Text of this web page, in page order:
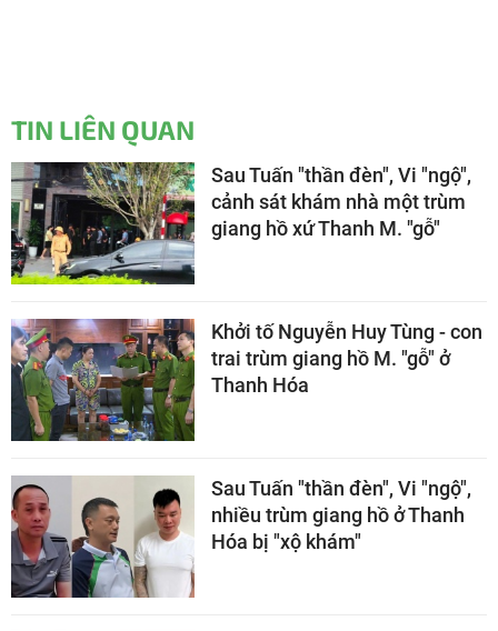
TIN LIÊN QUAN
Sau Tuấn "thần đèn", Vi "ngộ",
cảnh sát khám nhà một trùm
giang hồ xứ Thanh M. "gỗ"
Khởi tố Nguyễn Huy Tùng - con
trai trùm giang hồ M. "gỗ" ở
Thanh Hóa
Sau Tuấn "thần đèn", Vi "ngộ",
nhiều trùm giang hồ ở Thanh
Hóa bị "xộ khám"